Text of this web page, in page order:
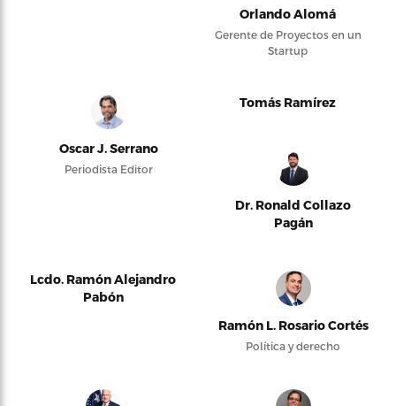
Orlando Alomá
Gerente de Proyectos en un
Startup
Oscar J. Serrano
Periodista Editor
Tomás Ramírez
Dr. Ronald Collazo
Pagán
Lcdo. Ramón Alejandro
Pabón
Ramón L. Rosario Cortés
Política y derecho